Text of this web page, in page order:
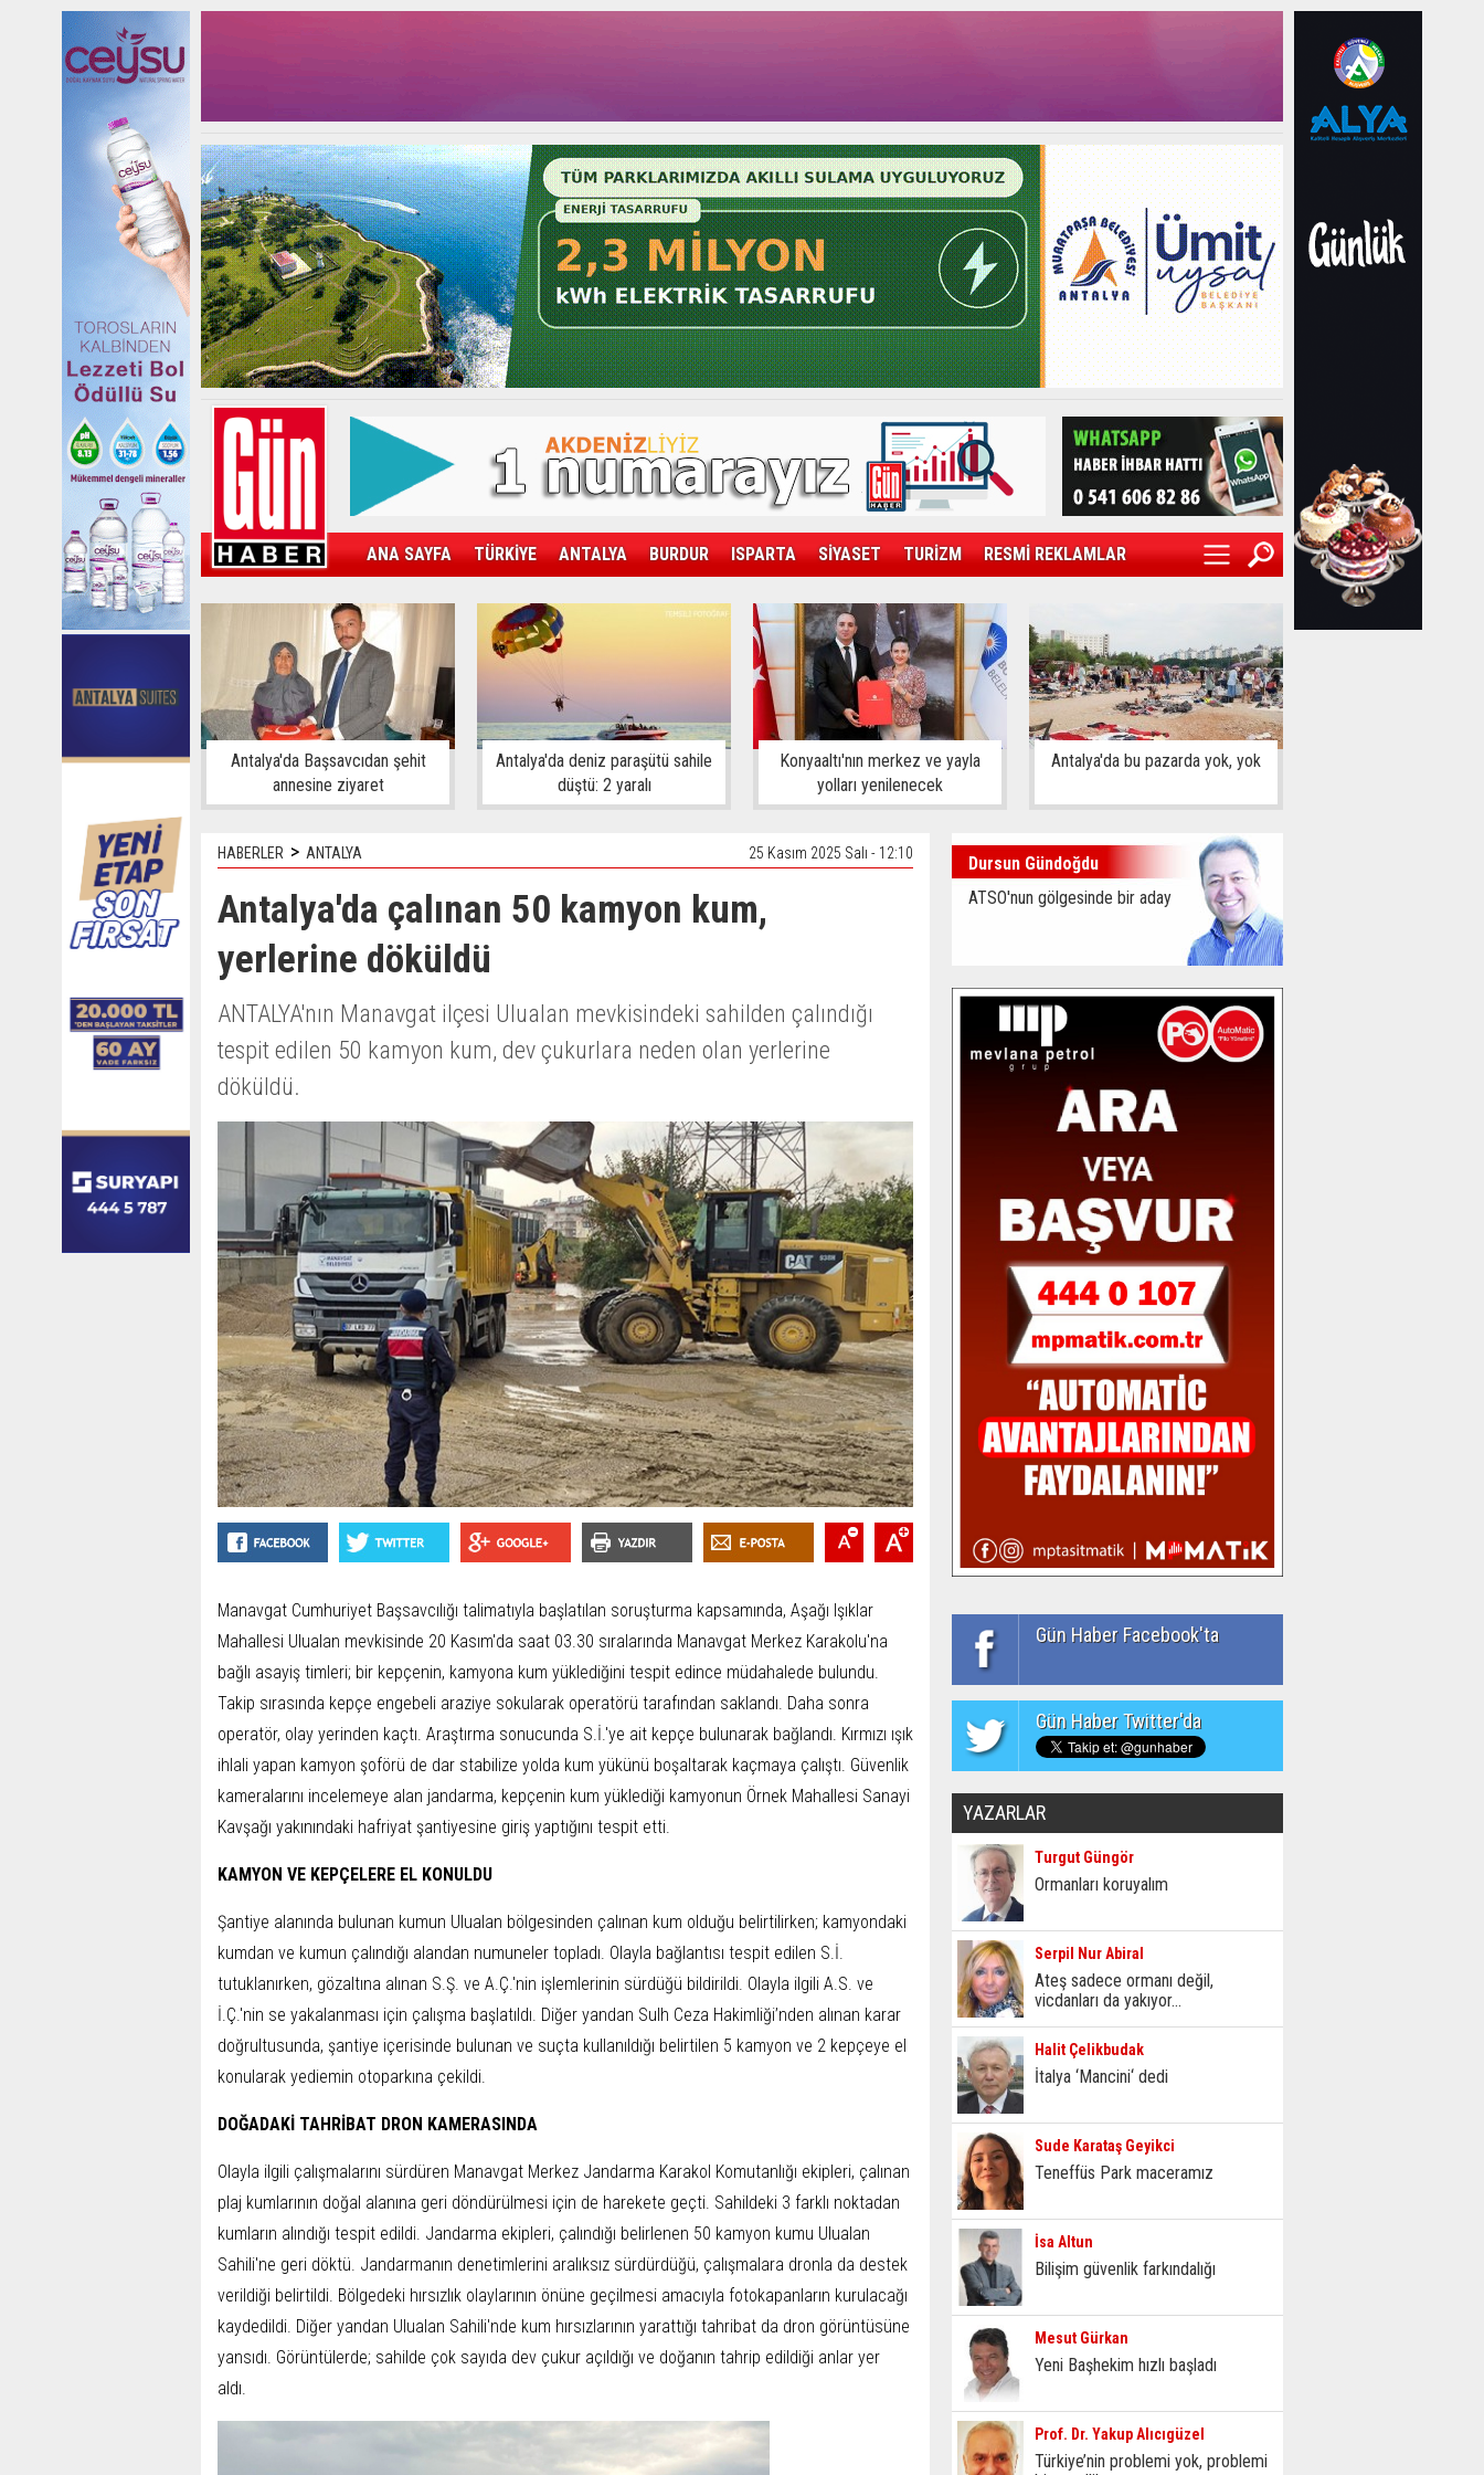
ANA SAYFA TÜRKİYE ANTALYA BURDUR ISPARTA SİYASET TURİZM RESMİ REKLAMLAR
KAMPÜS SPOR GÜN'ÜN ÜRÜNÜ SAĞLIK EKONOMİ DÜNYA
Antalya'da Başsavcıdan şehit
annesine ziyaret
Antalya'da deniz paraşütü sahile
düştü: 2 yaralı
Konyaaltı'nın merkez ve yayla
yolları yenilenecek
Antalya'da bu pazarda yok, yok
HABERLER > ANTALYA 25 Kasım 2025 Salı - 12:10
Antalya'da çalınan 50 kamyon kum,
yerlerine döküldü
ANTALYA'nın Manavgat ilçesi Ulualan mevkisindeki sahilden çalındığı
tespit edilen 50 kamyon kum, dev çukurlara neden olan yerlerine
döküldü.
Manavgat Cumhuriyet Başsavcılığı talimatıyla başlatılan soruşturma kapsamında, Aşağı Işıklar
Mahallesi Ulualan mevkisinde 20 Kasım'da saat 03.30 sıralarında Manavgat Merkez Karakolu'na
bağlı asayiş timleri; bir kepçenin, kamyona kum yüklediğini tespit edince müdahalede bulundu.
Takip sırasında kepçe engebeli araziye sokularak operatörü tarafından saklandı. Daha sonra
operatör, olay yerinden kaçtı. Araştırma sonucunda S.İ.'ye ait kepçe bulunarak bağlandı. Kırmızı ışık
ihlali yapan kamyon şoförü de dar stabilize yolda kum yükünü boşaltarak kaçmaya çalıştı. Güvenlik
kameralarını incelemeye alan jandarma, kepçenin kum yüklediği kamyonun Örnek Mahallesi Sanayi
Kavşağı yakınındaki hafriyat şantiyesine giriş yaptığını tespit etti.
KAMYON VE KEPÇELERE EL KONULDU
Şantiye alanında bulunan kumun Ulualan bölgesinden çalınan kum olduğu belirtilirken; kamyondaki
kumdan ve kumun çalındığı alandan numuneler topladı. Olayla bağlantısı tespit edilen S.İ.
tutuklanırken, gözaltına alınan S.Ş. ve A.Ç.'nin işlemlerinin sürdüğü bildirildi. Olayla ilgili A.S. ve
İ.Ç.'nin se yakalanması için çalışma başlatıldı. Diğer yandan Sulh Ceza Hakimliği’nden alınan karar
doğrultusunda, şantiye içerisinde bulunan ve suçta kullanıldığı belirtilen 5 kamyon ve 2 kepçeye el
konularak yediemin otoparkına çekildi.
DOĞADAKİ TAHRİBAT DRON KAMERASINDA
Olayla ilgili çalışmalarını sürdüren Manavgat Merkez Jandarma Karakol Komutanlığı ekipleri, çalınan
plaj kumlarının doğal alanına geri döndürülmesi için de harekete geçti. Sahildeki 3 farklı noktadan
kumların alındığı tespit edildi. Jandarma ekipleri, çalındığı belirlenen 50 kamyon kumu Ulualan
Sahili'ne geri döktü. Jandarmanın denetimlerini aralıksız sürdürdüğü, çalışmalara dronla da destek
verildiği belirtildi. Bölgedeki hırsızlık olaylarının önüne geçilmesi amacıyla fotokapanların kurulacağı
kaydedildi. Diğer yandan Ulualan Sahili'nde kum hırsızlarının yarattığı tahribat da dron görüntüsüne
yansıdı. Görüntülerde; sahilde çok sayıda dev çukur açıldığı ve doğanın tahrip edildiği anlar yer
aldı.
Dursun Gündoğdu
ATSO'nun gölgesinde bir aday
Gün Haber Facebook'ta
Gün Haber Twitter'da
YAZARLAR
Turgut Güngör
Ormanları koruyalım
Serpil Nur Abiral
Ateş sadece ormanı değil,
vicdanları da yakıyor...
Halit Çelikbudak
İtalya ‘Mancini‘ dedi
Sude Karataş Geyikci
Teneffüs Park maceramız
İsa Altun
Bilişim güvenlik farkındalığı
Mesut Gürkan
Yeni Başhekim hızlı başladı
Prof. Dr. Yakup Alıcıgüzel
Türkiye’nin problemi yok, problemi